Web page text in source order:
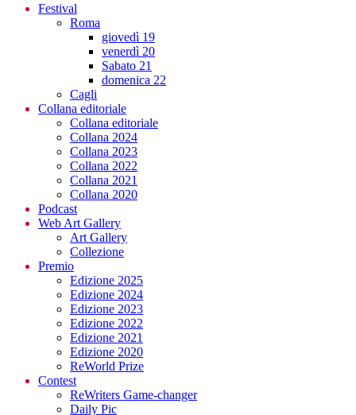
Festival
Roma
giovedì 19
venerdì 20
Sabato 21
domenica 22
Cagli
Collana editoriale
Collana editoriale
Collana 2024
Collana 2023
Collana 2022
Collana 2021
Collana 2020
Podcast
Web Art Gallery
Art Gallery
Collezione
Premio
Edizione 2025
Edizione 2024
Edizione 2023
Edizione 2022
Edizione 2021
Edizione 2020
ReWorld Prize
Contest
ReWriters Game-changer
Daily Pic